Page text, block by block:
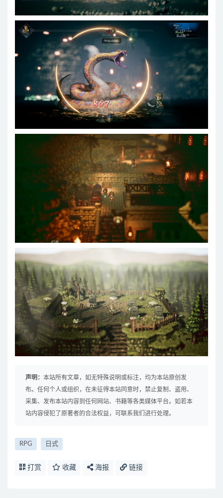
声明： 本站所有文章，如无特殊说明或标注，均为本站原创发
布。任何个人或组织，在未征得本站同意时，禁止复制、盗用、
采集、发布本站内容到任何网站、书籍等各类媒体平台。如若本
站内容侵犯了原著者的合法权益，可联系我们进行处理。
RPG 日式
打赏 收藏 海报 链接